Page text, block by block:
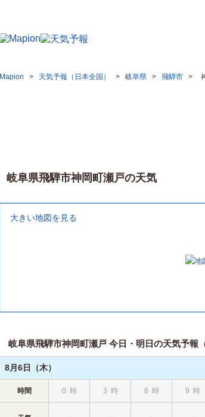
Mapion 天気予報（日本全国） 岐阜県 飛騨市
岐阜県飛騨市神岡町瀬戸の天気
大きい地図を見る
岐阜県飛騨市神岡町瀬戸 今日・明日の天気予報
8月6日（木）
時間 0 時 3 時 6 時 9 時